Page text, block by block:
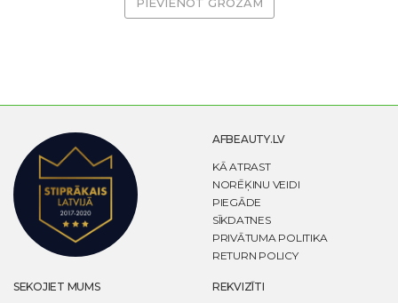
AFBEAUTY.LV
KĀ ATRAST
NORĒĶINU VEIDI
PIEGĀDE
SĪKDATNES
PRIVĀTUMA POLITIKA
RETURN POLICY
SEKOJIET MUMS
REKVIZĪTI